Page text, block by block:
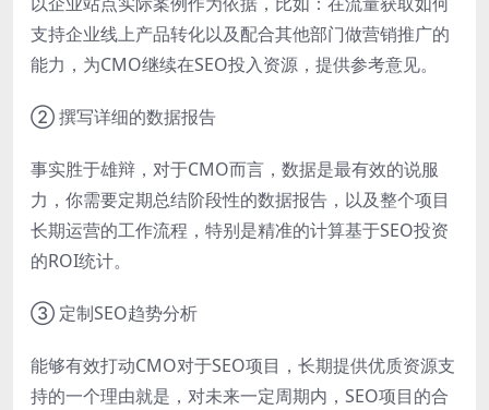
支持企业线上产品转化以及配合其他部门做营销推广的
能力，为CMO继续在SEO投入资源，提供参考意见。
② 撰写详细的数据报告
事实胜于雄辩，对于CMO而言，数据是最有效的说服
力，你需要定期总结阶段性的数据报告，以及整个项目
长期运营的工作流程，特别是精准的计算基于SEO投资
的ROI统计。
③ 定制SEO趋势分析
能够有效打动CMO对于SEO项目，长期提供优质资源支
持的一个理由就是，对未来一定周期内，SEO项目的合